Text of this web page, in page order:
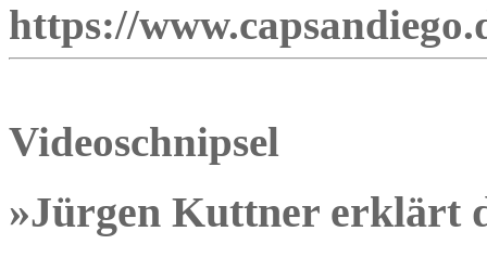
https://
Videoschnipsel
»Jürgen Kuttner erklärt